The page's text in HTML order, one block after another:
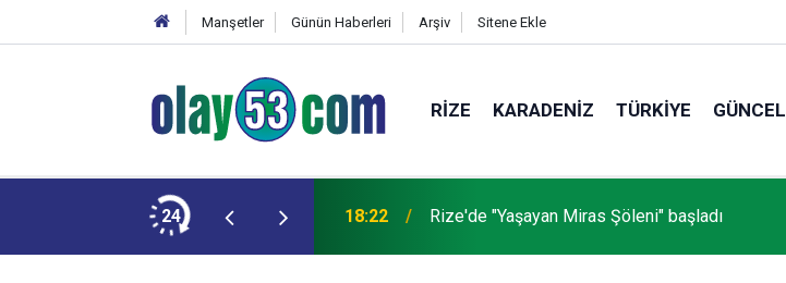
Manşetler Günün Haberleri Arşiv Sitene Ekle
RIZE KARADENIZ TÜRKIYE GÜNCEL
24
durumu ağır 18:22 Rize'de "Yaşayan Miras Şöleni" başladı